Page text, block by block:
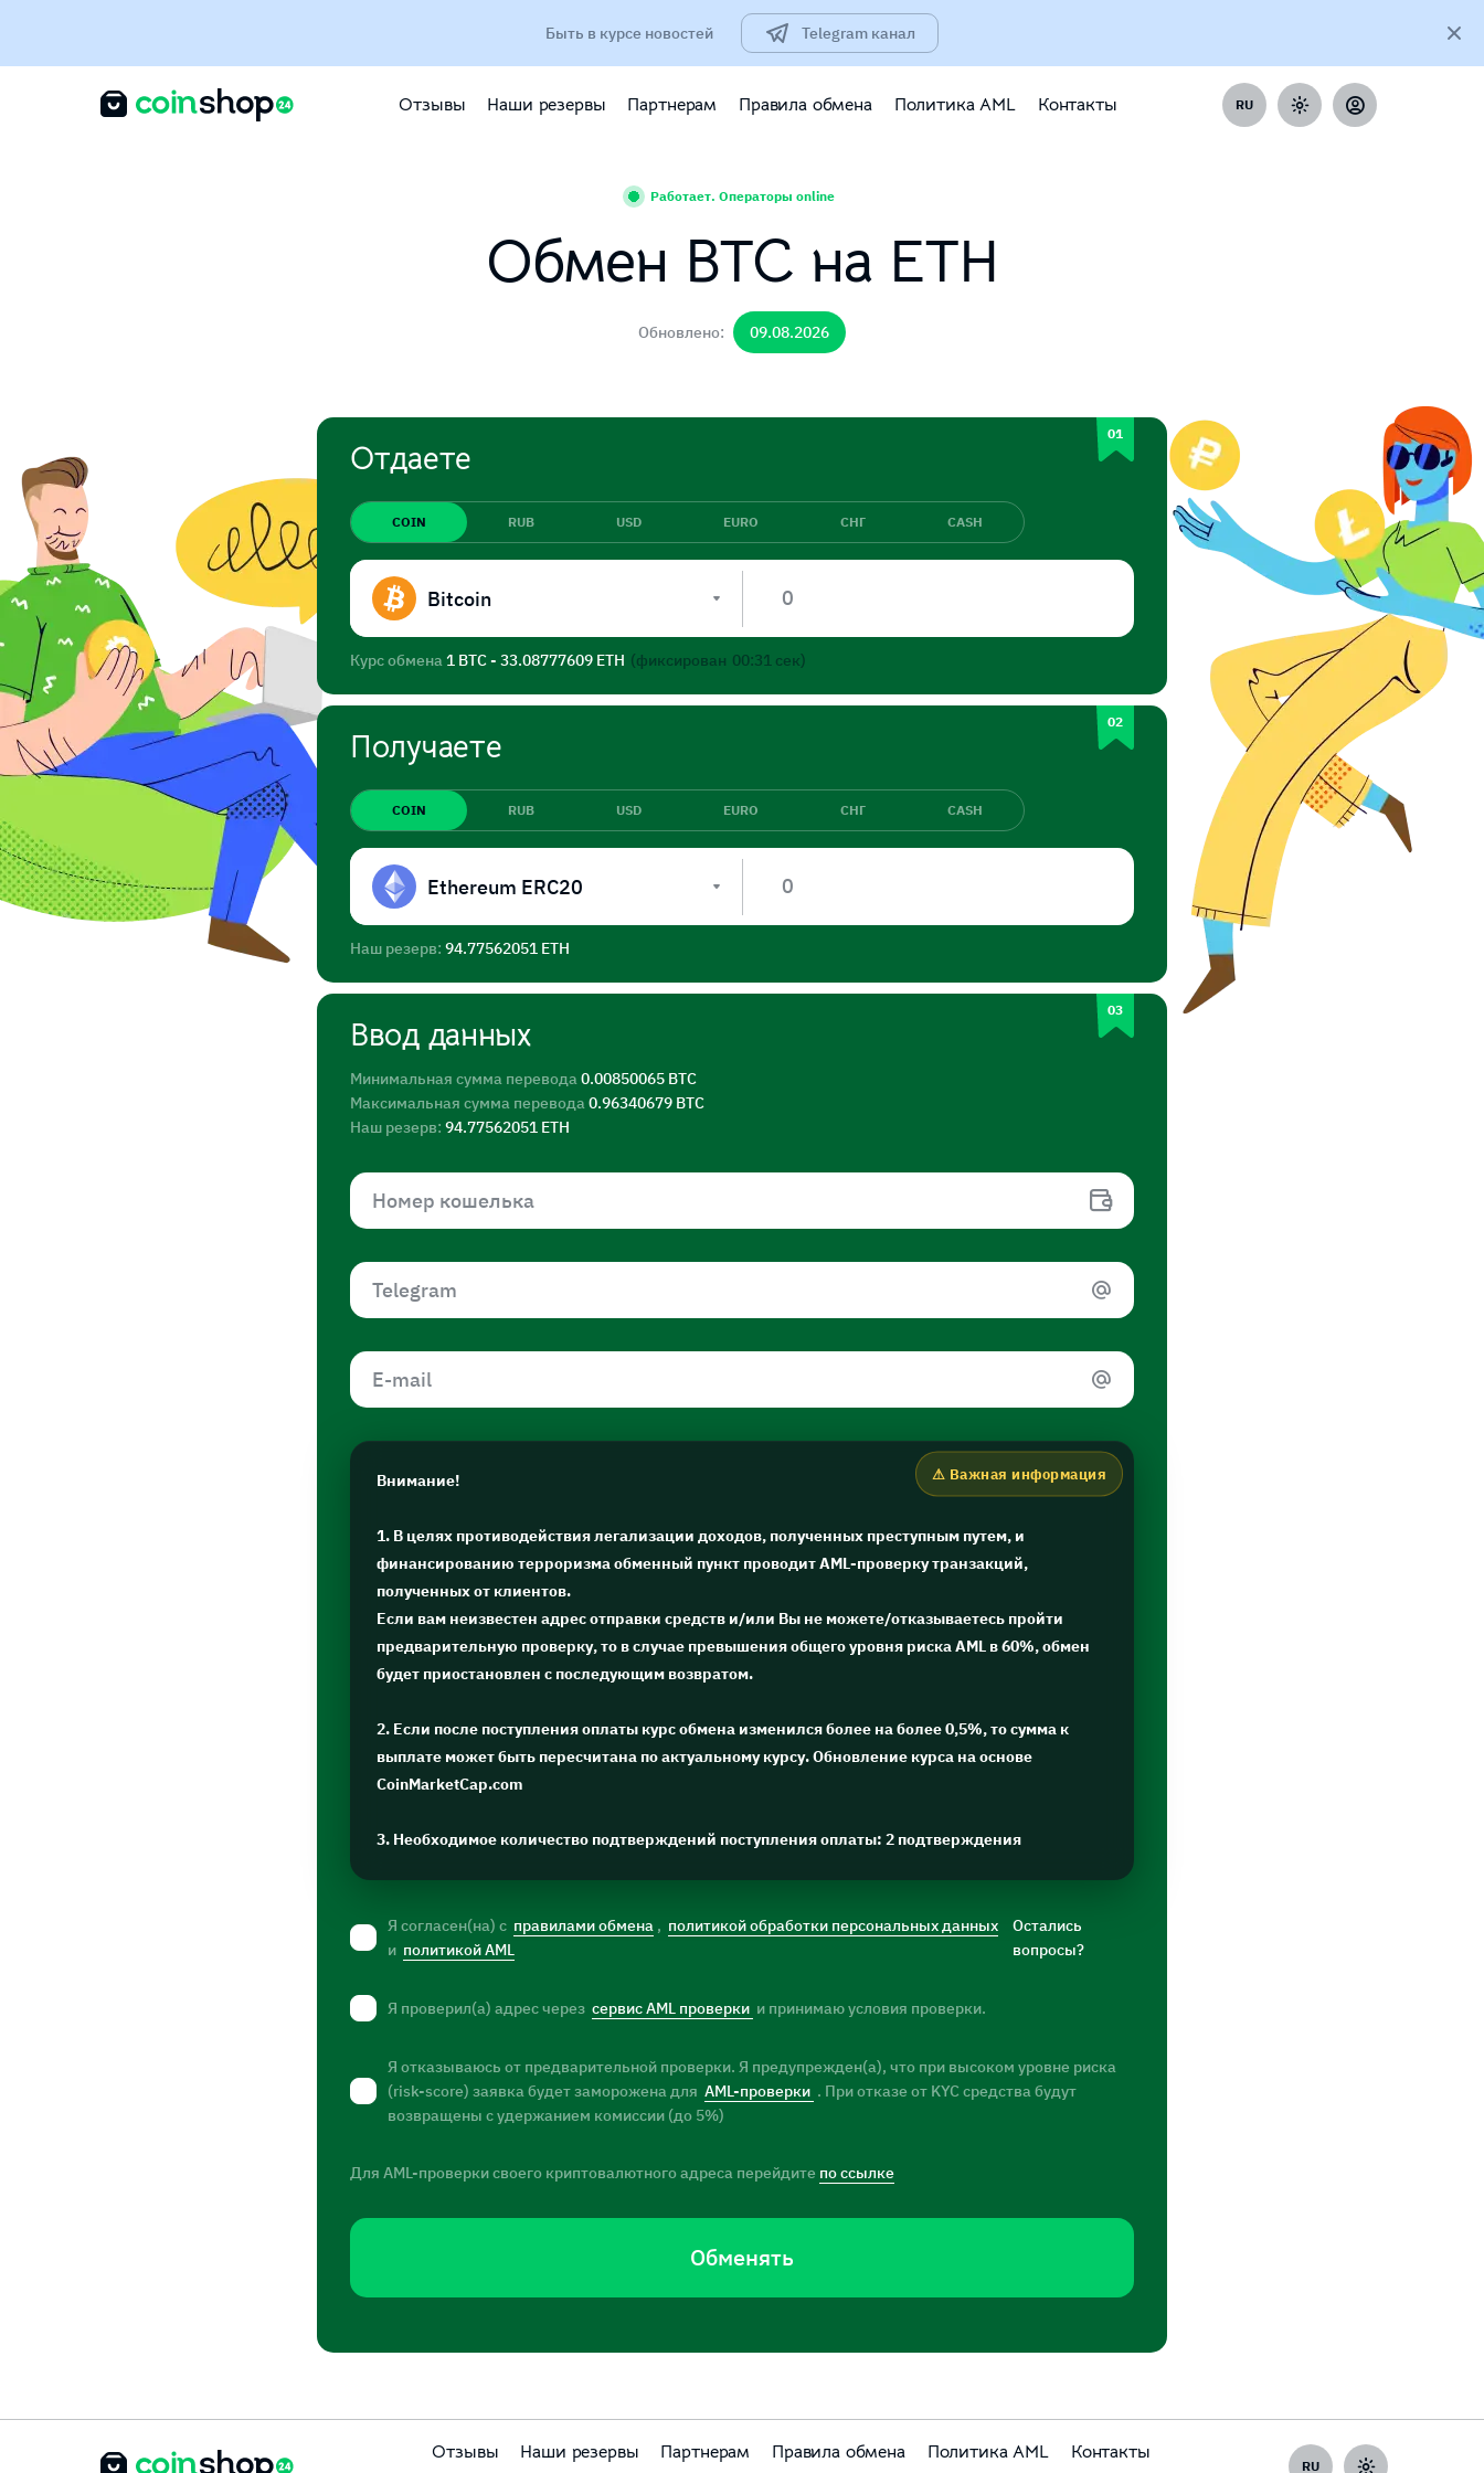
Быть в курсе новостей Telegram канал
Отзывы Наши резервы Партнерам Правила обмена Политика AML Контакты RU
Работает. Операторы online
Обмен BTC на ETH
Обновлено: 09.08.2026
Отдаете
COIN RUB USD EURO СНГ CASH
Bitcoin
Курс обмена 1 BTC - 33.08777609 ETH (фиксирован 00:31 сек)
Получаете
COIN RUB USD EURO СНГ CASH
Ethereum ERC20
Наш резерв: 94.77562051 ETH
Ввод данных
Минимальная сумма перевода0.00850065 BTC
Максимальная сумма перевода0.96340679 BTC
Наш резерв: 94.77562051 ETH
Внимание!
1. В целях противодействия легализации доходов, полученных преступным путем, и
финансированию терроризма обменный пункт проводит AML-проверку транзакций,
полученных от клиентов.
Если вам неизвестен адрес отправки средств и/или Вы не можете/отказываетесь пройти
предварительную проверку, то в случае превышения общего уровня риска AML в 60%, обмен
будет приостановлен с последующим возвратом.
2. Если после поступления оплаты курс обмена изменился более на более 0,5%, то сумма к
выплате может быть пересчитана по актуальному курсу. Обновление курса на основе
CoinMarketCap.com
3. Необходимое количество подтверждений поступления оплаты: 2 подтверждения
Я согласен(на) с правилами обмена , политикой обработки персональных данных
и политикой AML
Остались
вопросы?
Я проверил(а) адрес через сервис AML проверки и принимаю условия проверки.
Я отказываюсь от предварительной проверки. Я предупрежден(а), что при высоком уровне риска
(risk-score) заявка будет заморожена для AML-проверки . При отказе от KYC средства будут
возвращены с удержанием комиссии (до 5%)
Для AML-проверки своего криптовалютного адреса перейдите по ссылке
Обменять
Отзывы Наши резервы Партнерам Правила обмена Политика AML
Контакты
RU